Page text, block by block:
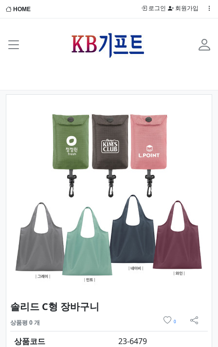
HOME 로그인 회원가입
Previous
솔리드 C형 장바구니
상품평 0 개 0
sns 공
상품코드
23-6479